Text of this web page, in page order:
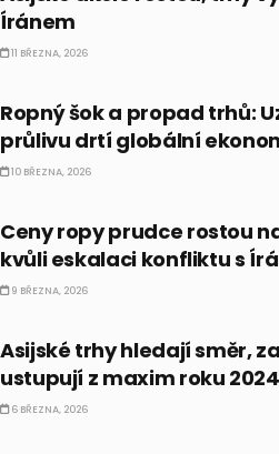
Íránem
11 BŘEZNA, 2026
Ropný šok a propad trhů:
průlivu drtí globální
10 BŘEZNA, 2026
Ceny ropy prudce rostou
kvůli eskalaci konfliktu s
9 BŘEZNA, 2026
Asijské trhy hledají směr,
ustupují z maxim roku 2024
6 BŘEZNA, 2026